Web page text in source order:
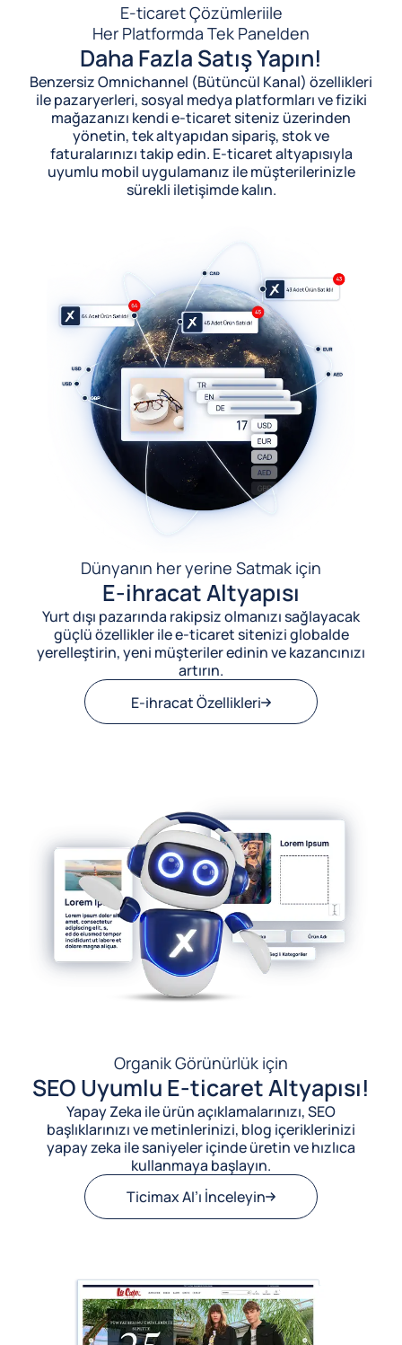
E-ticaret Çözümleriile
Her Platformda Tek Panelden
Daha Fazla Satış Yapın!
Benzersiz Omnichannel (Bütüncül Kanal) özellikleri
ile pazaryerleri, sosyal medya platformları ve fiziki
mağazanızı kendi e-ticaret siteniz üzerinden
yönetin, tek altyapıdan sipariş, stok ve
faturalarınızı takip edin. E-ticaret altyapısıyla
uyumlu mobil uygulamanız ile müşterilerinizle
sürekli iletişimde kalın.
Dünyanın her yerine Satmak için
E-ihracat Altyapısı
Yurt dışı pazarında rakipsiz olmanızı sağlayacak
güçlü özellikler ile e-ticaret sitenizi globalde
yerelleştirin, yeni müşteriler edinin ve kazancınızı
artırın.
E-ihracat Özellikleri
Organik Görünürlük için
SEO Uyumlu E-ticaret Altyapısı!
Yapay Zeka ile ürün açıklamalarınızı, SEO
başlıklarınızı ve metinlerinizi, blog içeriklerinizi
yapay zeka ile saniyeler içinde üretin ve hızlıca
kullanmaya başlayın.
Ticimax AI’ı İnceleyin